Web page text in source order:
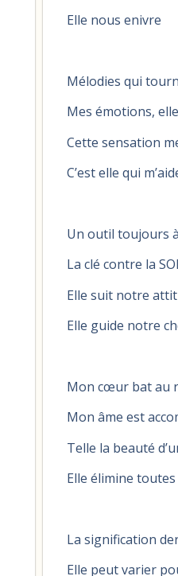
Elle nous enivre
Mélodies qui
Mes émotions,
Cette sensation
C’est elle qui
Un outil toujours
La clé contre la
Elle suit notre
Elle guide notre
Mon cœur bat au
Mon âme est
Telle la beauté
Elle élimine
La signification
Elle peut varier